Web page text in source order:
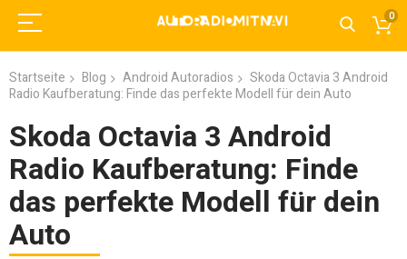
0
Startseite Blog Android Autoradios
Skoda Octavia 3 Android
Radio Kaufberatung: Finde das perfekte Modell für dein Auto
Skoda Octavia 3 Android
Radio Kaufberatung: Finde
das perfekte Modell für dein
Auto